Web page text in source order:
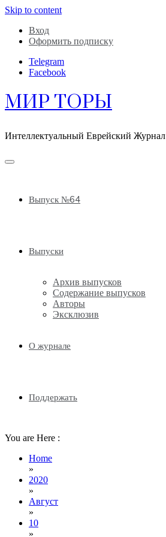
Skip to content
Вход
Оформить подписку
Telegram
Facebook
МИР ТОРЫ
Интеллектуальный Еврейский Журнал
Выпуск №64
Выпуски
Архив выпусков
Содержание выпусков
Авторы
Эксклюзив
О журнале
Поддержать
You are Here :
Home
»
2020
»
Август
»
10
»